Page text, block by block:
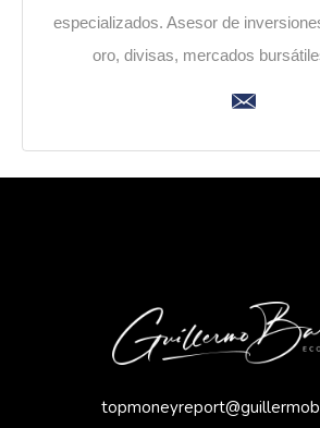
especializados. Asesor de
oro, divisas, mercados